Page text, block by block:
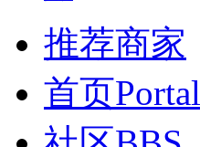
推荐商家
首页Portal